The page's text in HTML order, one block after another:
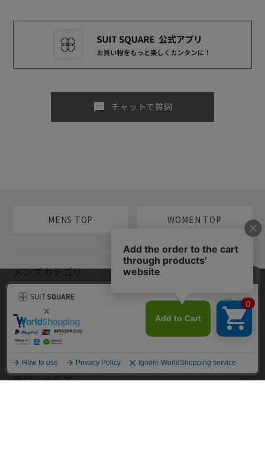
sms チャットで質問
MENS TOP WOMEN TOP
メンズカテゴリ
レディースカテゴリ
コンテンツ
規約・ヘルプ
当サイトでは利用体験の向上およびコンテンツの最適な提供、トラフィ
ックの分析を目的としてCookieを使用しています。サイトの閲覧を継続
された場合、Cookieの利用に同意したものといたします。詳細について
はプライバシーポリシー をご確認ください。
同意して閉じる